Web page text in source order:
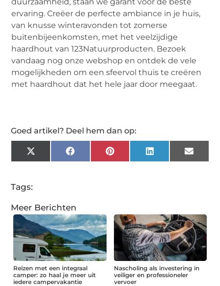
ervaring. Creëer de perfecte ambiance in je huis,
van knusse winteravonden tot zomerse
buitenbijeenkomsten, met het veelzijdige
haardhout van 123Natuurproducten. Bezoek
vandaag nog onze webshop en ontdek de vele
mogelijkheden om een sfeervol thuis te creëren
met haardhout dat het hele jaar door meegaat.
Goed artikel? Deel hem dan op:
X
(Twitter)
FacebookPinterestLinkedInEmail
Tags:
Meer Berichten
Reizen met een integraal
camper: zo haal je meer uit
iedere campervakantie
Nascholing als investering in
veiliger en professioneler
vervoer